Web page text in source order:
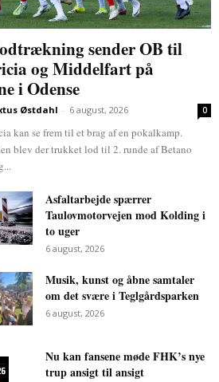
sender OB til
og Middelfart på
i Odense
Østdahl - 6 august, 2026 0
kan se frem til et brag af en pokalkamp.
blev der trukket lod til 2. runde af Betano
Asfaltarbejde spærrer
Taulovmotorvejen mod Kolding i
to uger
6 august, 2026
Musik, kunst og åbne samtaler
om det svære i Teglgårdsparken
6 august, 2026
Nu kan fansene møde FHK’s nye
trup ansigt til ansigt